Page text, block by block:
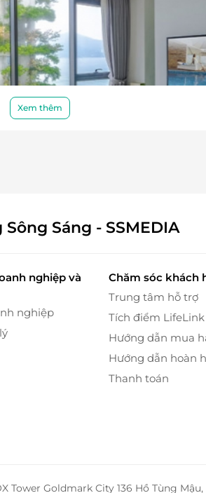
Xem thêm
Sáng - SSMEDIA
nghiệp và
nghiệp
Chăm sóc khách
Trung tâm hỗ trợ
Tích điểm LifeLink
Hướng dẫn mua
Hướng dẫn hoàn
Thanh toán
Tower Goldmark City 136 Hồ Tùng